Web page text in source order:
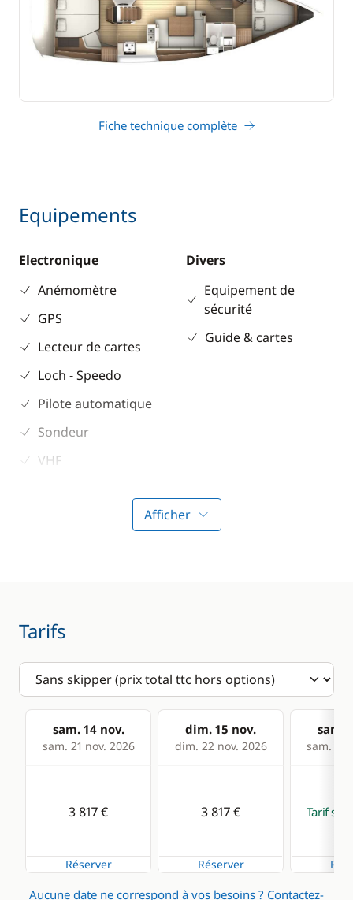
Fiche technique complète
Equipements
Electronique
Anémomètre
GPS
Lecteur de cartes
Loch - Speedo
Pilote automatique
Sondeur
VHF
Divers
Equipement de
sécurité
Guide & cartes
Confort
Afficher
Tarifs
sam. 14 nov.
sam. 21 nov. 2026
dim. 15 nov.
dim. 22 nov. 2026
sam.
sam. 28
3 817 €
Réserver
3 817 €
Réserver
Tarif sur
Aucune date ne correspond à vos besoins ? Contactez-